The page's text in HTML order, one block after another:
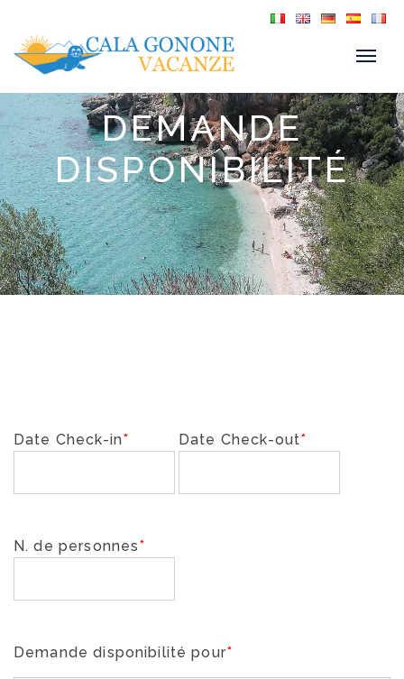
DEMANDE
DISPONIBILITÉ
Date Check-in* Date Check-out*
N. de personnes*
Demande disponibilité pour*